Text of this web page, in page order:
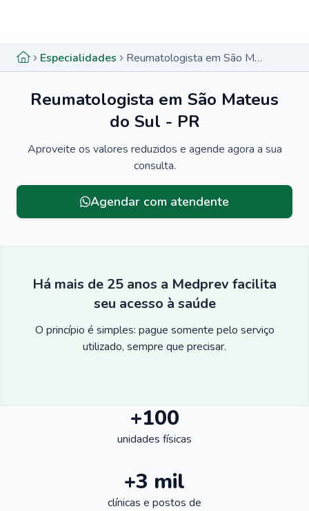
Especialidades Reumatologista em São Mateus do Sul - PR
Reumatologista em São Mateus
do Sul - PR
Aproveite os valores reduzidos e agende agora a sua
consulta.
Agendar com atendente
Há mais de 25 anos a Medprev facilita
seu acesso à saúde
O princípio é simples: pague somente pelo serviço
utilizado, sempre que precisar.
+100
unidades físicas
+3 mil
clínicas e postos de